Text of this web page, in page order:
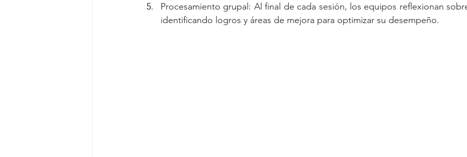
Procesamiento grupal: Al final de cada sesión, los equipos reflexionan
identificando logros y áreas de mejora para optimizar su desempeño.